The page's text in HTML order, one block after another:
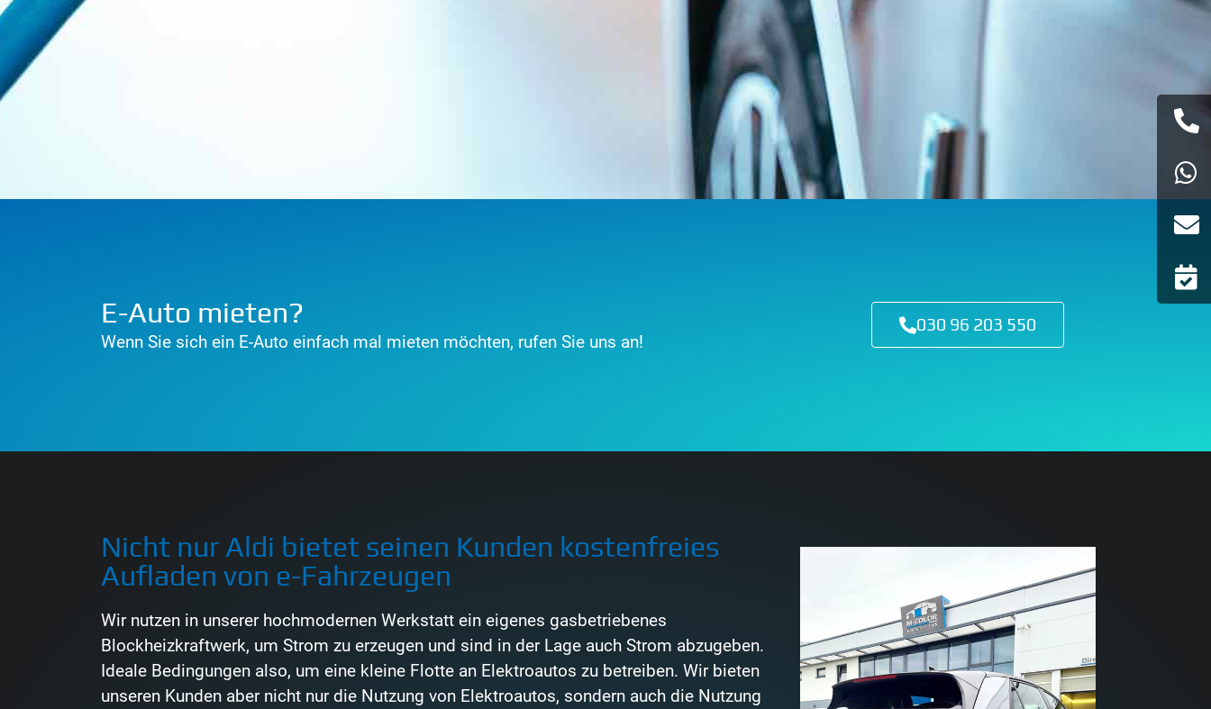
E-Auto mieten?
Wenn Sie sich ein E-Auto einfach mal mieten möchten, rufen Sie uns an!
030 96 203 550
Nicht nur Aldi bietet seinen Kunden kostenfreies
Aufladen von e-Fahrzeugen
Wir nutzen in unserer hochmodernen Werkstatt ein eigenes gasbetriebenes
Blockheizkraftwerk, um Strom zu erzeugen und sind in der Lage auch Strom abzugeben.
Ideale Bedingungen also, um eine kleine Flotte an Elektroautos zu betreiben. Wir bieten
unseren Kunden aber nicht nur die Nutzung von Elektroautos, sondern auch die Nutzung